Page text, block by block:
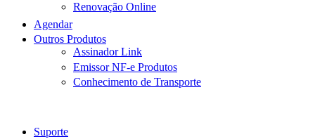
Renovação Online
Agendar
Outros Produtos
Assinador Link
Emissor NF-e Produtos
Conhecimento de Transporte
Suporte